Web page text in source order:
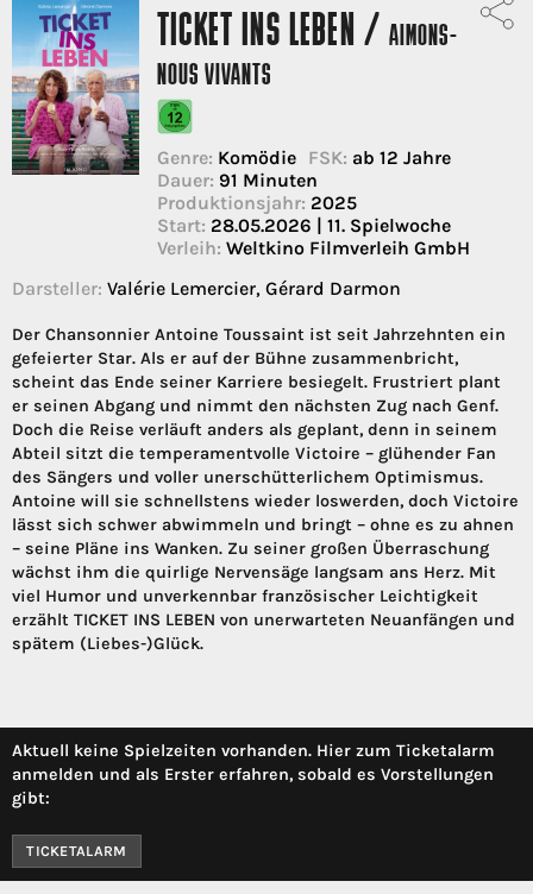
TICKET INS LEBEN /AIMONS-
NOUS VIVANTS
Genre: Komödie FSK: ab 12 Jahre
Dauer: 91 Minuten
Produktionsjahr: 2025
Start: 28.05.2026 | 11. Spielwoche
Verleih: Weltkino Filmverleih GmbH
Darsteller: Valérie Lemercier, Gérard Darmon
Der Chansonnier Antoine Toussaint ist seit Jahrzehnten ein
gefeierter Star. Als er auf der Bühne zusammenbricht,
scheint das Ende seiner Karriere besiegelt. Frustriert plant
er seinen Abgang und nimmt den nächsten Zug nach Genf.
Doch die Reise verläuft anders als geplant, denn in seinem
Abteil sitzt die temperamentvolle Victoire – glühender Fan
des Sängers und voller unerschütterlichem Optimismus.
Antoine will sie schnellstens wieder loswerden, doch Victoire
lässt sich schwer abwimmeln und bringt – ohne es zu ahnen
– seine Pläne ins Wanken. Zu seiner großen Überraschung
wächst ihm die quirlige Nervensäge langsam ans Herz. Mit
viel Humor und unverkennbar französischer Leichtigkeit
erzählt TICKET INS LEBEN von unerwarteten Neuanfängen und
spätem (Liebes-)Glück.
Aktuell keine Spielzeiten vorhanden. Hier zum Ticketalarm
anmelden und als Erster erfahren, sobald es Vorstellungen
gibt:
TICKETALARM